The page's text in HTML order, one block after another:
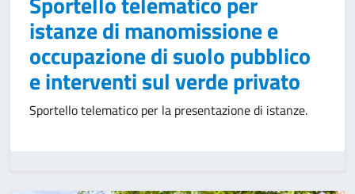
istanze di manomissione e
occupazione di suolo pubblico
e interventi sul verde privato
Sportello telematico per la presentazione di istanze.